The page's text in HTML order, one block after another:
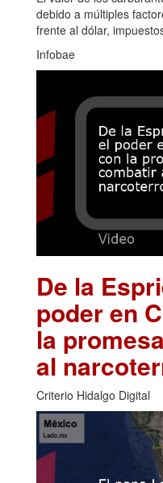
debido a múltiples
frente al dólar,
Infobae
De la
poder en
la
al
Criterio Hidalgo Digital